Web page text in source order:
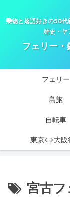
乗物と落語好きの50代
歴史・ヤ
フェリー
フェリー
島旅
自転車
東京↔大阪
宮古